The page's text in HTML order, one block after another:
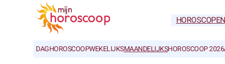
HOROSCOPEN
DAGHOROSCOOPWEKELIJKSMAANDELIJKSHOROSCOOP 2026